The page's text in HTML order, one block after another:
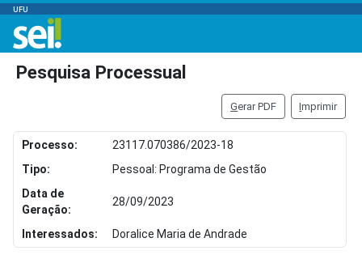
UFU
Pesquisa Processual
Gerar PDF Imprimir
Processo:
23117.070386/2023-18
Tipo:
Pessoal: Programa de Gestão
Data de
Geração:
28/09/2023
Interessados: Doralice Maria de Andrade